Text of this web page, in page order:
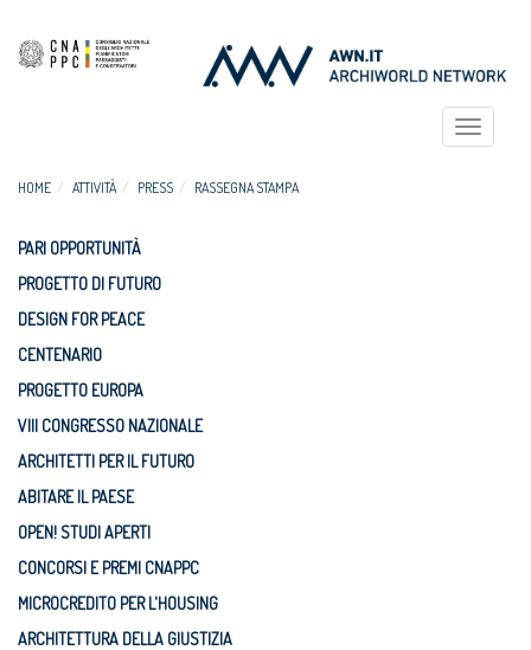
Toggle
HOME ATTIVITÀ PRESS RASSEGNA STAMPA
PARI OPPORTUNITÀ
PROGETTO DI FUTURO
DESIGN FOR PEACE
CENTENARIO
PROGETTO EUROPA
VIII CONGRESSO NAZIONALE
ARCHITETTI PER IL FUTURO
ABITARE IL PAESE
OPEN! STUDI APERTI
CONCORSI E PREMI CNAPPC
MICROCREDITO PER L'HOUSING
ARCHITETTURA DELLA GIUSTIZIA